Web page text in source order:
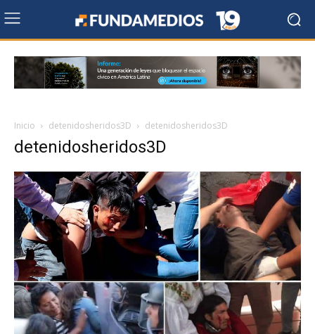
Inicio detenidosheridos3D detenidosheridos3D
detenidosheridos3D